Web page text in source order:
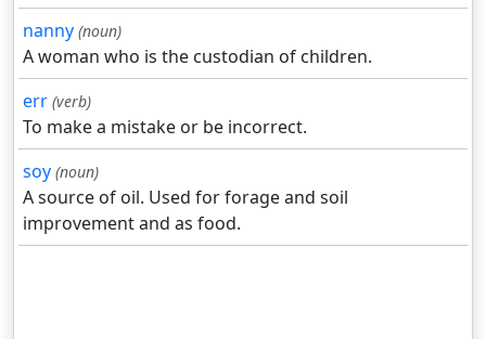
nanny (noun)
A woman who is the custodian of children.
err (verb)
To make a mistake or be incorrect.
soy (noun)
A source of oil. Used for forage and soil
improvement and as food.